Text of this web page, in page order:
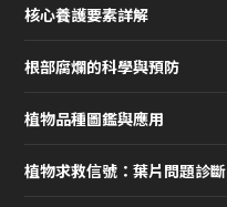
核心養護要素詳解
根部腐爛的科學與預防
植物品種圖鑑與應用
植物求救信號：葉片問題診斷